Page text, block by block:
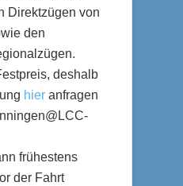
Direktzügen von
den
deshalb
hier anfragen
frühestens
der Fahrt